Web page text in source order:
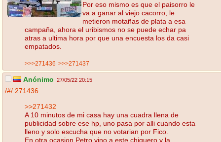
Por eso mismo es que el paisorro le
va a ganar al viejo cacorro, le
metieron motañas de plata a esa
campaña, ahora el uribismos no se puede echar pa
atras a ultima hora por que una encuesta los da casi
empatados.
>>>271436 >>>271437
Anónimo 27/05/22 20:15
/#/ 271436
>>271432
A 10 minutos de mi casa hay una cuadra llena de
publicidad sobre ese hp, uno pasa por alli cuando esta
lleno y solo escucha que no votarian por Fico.
En otra ocasion Petro vino a este chiquero y la